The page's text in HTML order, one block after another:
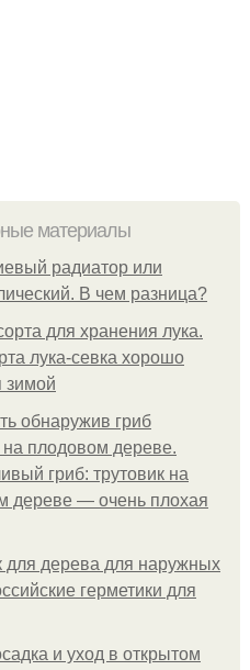
материалы
радиатор или
В чем разница?
для хранения лука.
лука-севка хорошо
зимой
обнаружив гриб
на плодовом дереве.
гриб: трутовик на
дереве — очень плохая
для дерева для наружных
герметики для
и уход в открытом